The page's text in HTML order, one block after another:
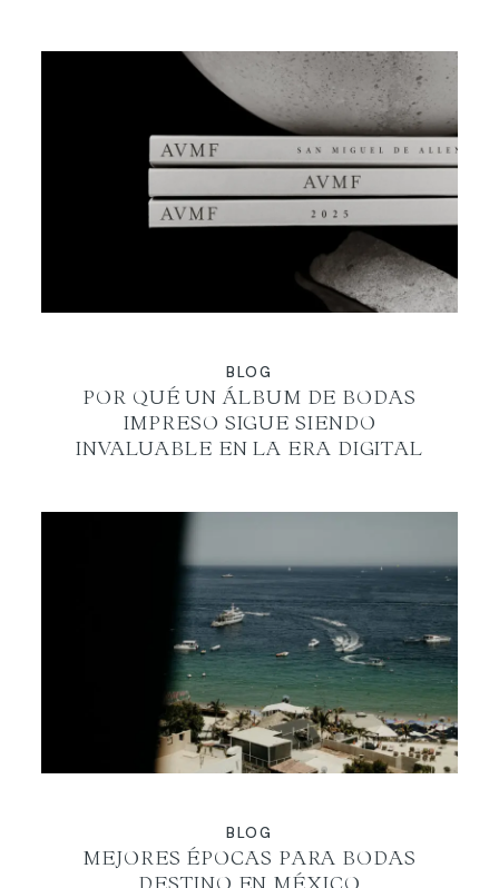
BLOG
POR QUÉ UN ÁLBUM DE BODAS
IMPRESO SIGUE SIENDO
INVALUABLE EN LA ERA DIGITAL
BLOG
MEJORES ÉPOCAS PARA BODAS
DESTINO EN MÉXICO